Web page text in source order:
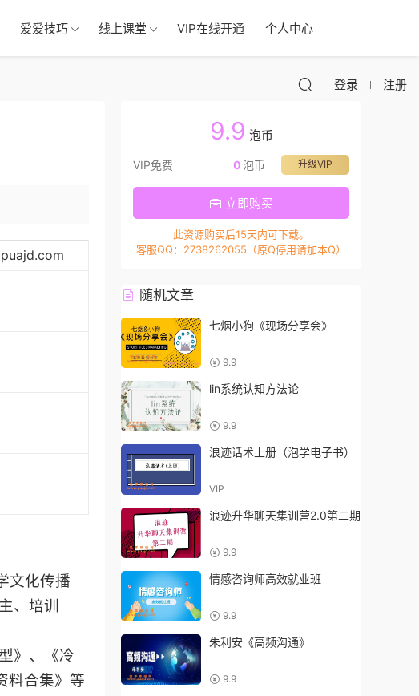
爱爱技巧 线上课堂 VIP在线开通 个人中心
登录 注册
puajd.com
文化传播
、培训
》、《冷
料合集》等
9.9 泡币
VIP免费 升级VIP
0泡币
立即购买
此资源购买后15天内可下载。
客服QQ：2738262055（原Q停用请加本Q）
随机文章
七烟小狗《现场分享会》
9.9
lin系统认知方法论
9.9
浪迹话术上册（泡学电子书）
VIP
浪迹升华聊天集训营2.0第二期
9.9
情感咨询师高效就业班
9.9
朱利安《高频沟通》
9.9